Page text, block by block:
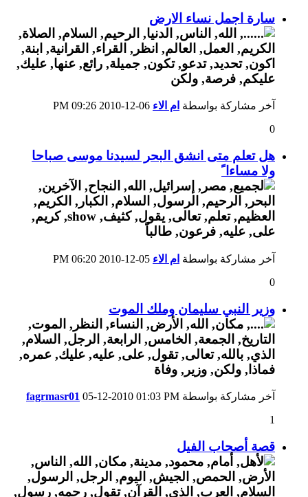
سارة اجمل نساء الارض
آخر مشاركة بواسطة ام الاء
09:26 PM
0
هل تعلم متى انشق البحر لسيدنا موسى صباحا
ولا مساءا ً
آخر مشاركة بواسطة ام الاء
06:20 PM
0
وزير النبي سليمان وملك الموت
آخر مشاركة بواسطة fagrmasr01 05-12-2010 01:03 PM
1
قصة أصحاب الفيل